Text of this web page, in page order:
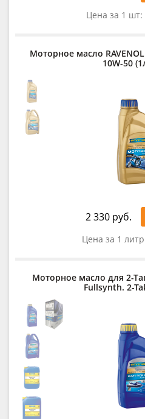
Цена за 1 шт:
Моторное масло
10W-50
2 330 руб.
Цена за 1
Моторное масло для 2-
Fullsynth. 2-